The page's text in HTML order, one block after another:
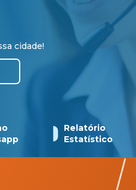
cidade!
Relatório
Estatístico